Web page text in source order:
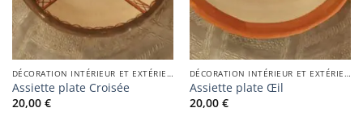
DÉCORATION INTÉRIEUR ET EXTÉRIEUR
Assiette plate Croisée
20,00 €
DÉCORATION INTÉRIEUR ET EXTÉRIEUR
Assiette plate Œil
20,00 €